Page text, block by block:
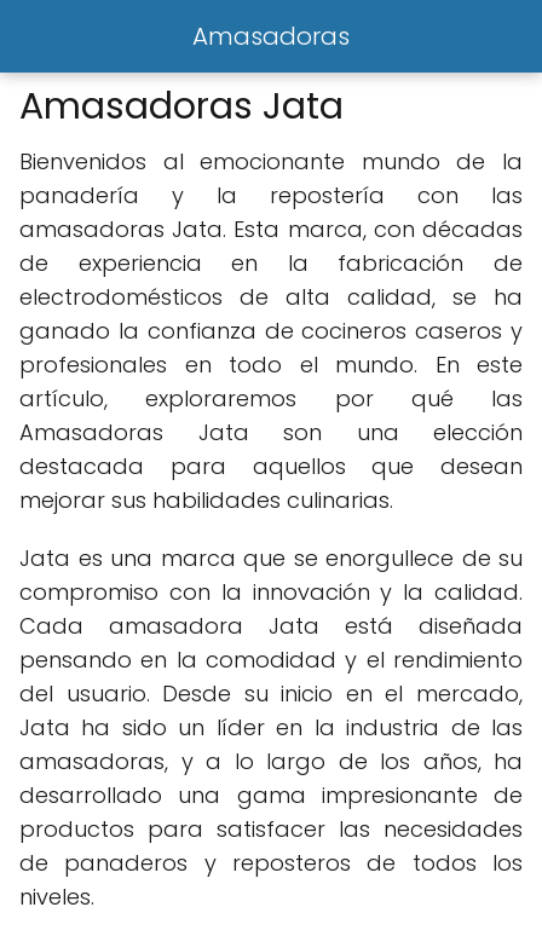
Amasadoras
Amasadoras Jata
Bienvenidos al emocionante mundo de la
panadería y la repostería con las
amasadoras Jata. Esta marca, con décadas
de experiencia en la fabricación de
electrodomésticos de alta calidad, se ha
ganado la confianza de cocineros caseros y
profesionales en todo el mundo. En este
artículo, exploraremos por qué las
Amasadoras Jata son una elección
destacada para aquellos que desean
mejorar sus habilidades culinarias.
Jata es una marca que se enorgullece de su
compromiso con la innovación y la calidad.
Cada amasadora Jata está diseñada
pensando en la comodidad y el rendimiento
del usuario. Desde su inicio en el mercado,
Jata ha sido un líder en la industria de las
amasadoras, y a lo largo de los años, ha
desarrollado una gama impresionante de
productos para satisfacer las necesidades
de panaderos y reposteros de todos los
niveles.